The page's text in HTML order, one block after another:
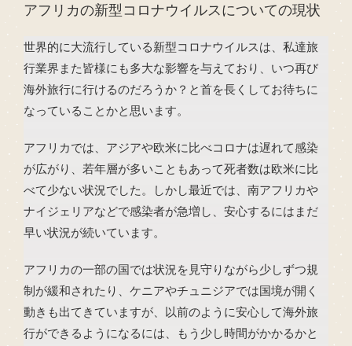
アフリカの新型コロナウイルスについての現状
世界的に大流行している新型コロナウイルスは、私達旅
行業界また皆様にも多大な影響を与えており、いつ再び
海外旅行に行けるのだろうか？と首を長くしてお待ちに
なっていることかと思います。
アフリカでは、アジアや欧米に比べコロナは遅れて感染
が広がり、若年層が多いこともあって死者数は欧米に比
べて少ない状況でした。しかし最近では、南アフリカや
ナイジェリアなどで感染者が急増し、安心するにはまだ
早い状況が続いています。
アフリカの一部の国では状況を見守りながら少しずつ規
制が緩和されたり、ケニアやチュニジアでは国境が開く
動きも出てきていますが、以前のように安心して海外旅
行ができるようになるには、もう少し時間がかかるかと